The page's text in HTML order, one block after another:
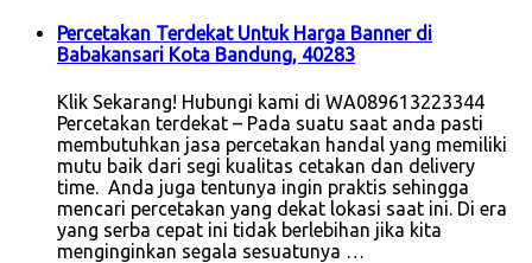
Percetakan Terdekat Untuk Harga Banner di
Babakansari Kota Bandung, 40283
Klik Sekarang! Hubungi kami di WA089613223344
Percetakan terdekat – Pada suatu saat anda pasti
membutuhkan jasa percetakan handal yang memiliki
mutu baik dari segi kualitas cetakan dan delivery
time. Anda juga tentunya ingin praktis sehingga
mencari percetakan yang dekat lokasi saat ini. Di era
yang serba cepat ini tidak berlebihan jika kita
menginginkan segala sesuatunya …